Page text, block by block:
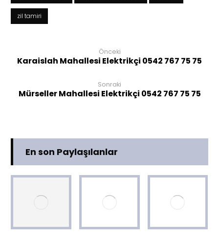
zil tamiri
Önceki
Karaislah Mahallesi Elektrikçi 0542 767 75 75
Sonraki
Mürseller Mahallesi Elektrikçi 0542 767 75 75
En son Paylaşılanlar